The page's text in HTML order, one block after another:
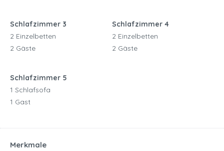
Schlafzimmer 3
2 Einzelbetten
2 Gäste
Schlafzimmer 4
2 Einzelbetten
2 Gäste
Schlafzimmer 5
1 Schlafsofa
1 Gast
Merkmale